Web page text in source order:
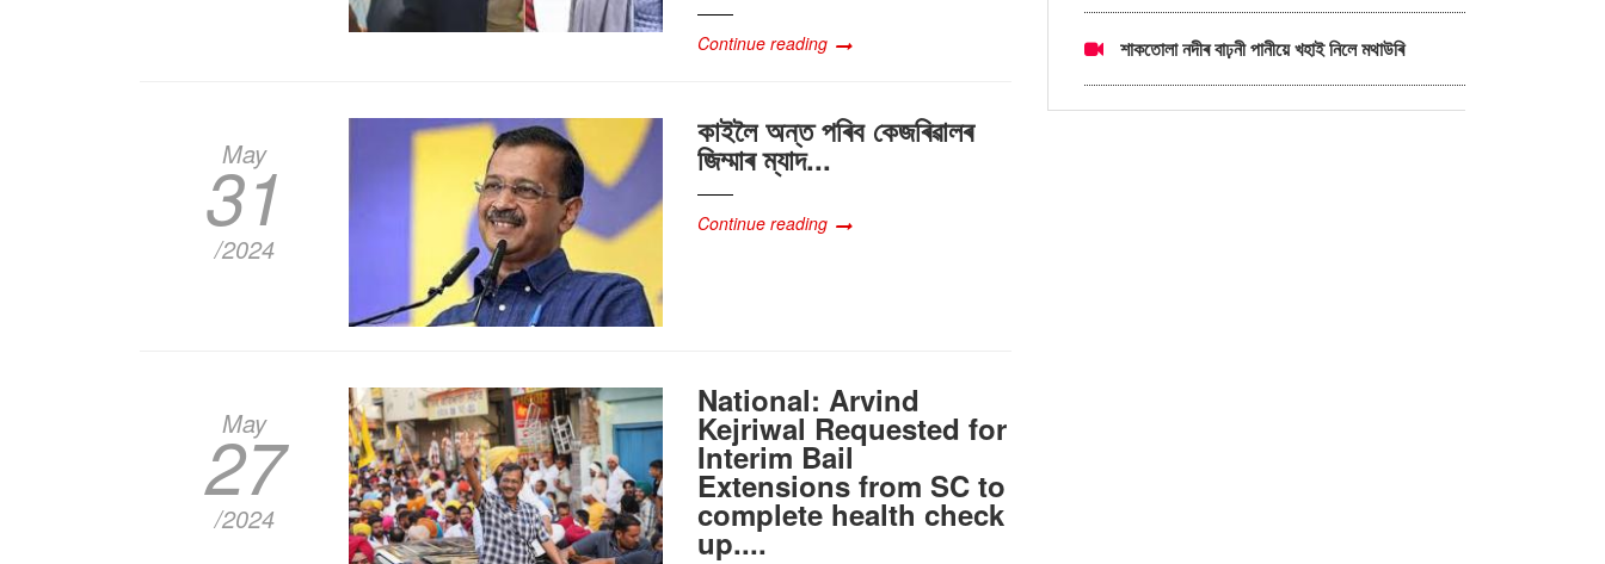
Continue reading
May
31
/2024
কাইলৈ অন্ত পৰিব কেজৰিৱালৰ
জিম্মাৰ ম্যাদ...
Continue reading
May
27
/2024
National: Arvind
Kejriwal Requested for
Interim Bail
Extensions from SC to
complete health check
up....
শাকতোলা নদীৰ বাঢ়নী পানীয়ে খহাই নিলে মথাউৰি